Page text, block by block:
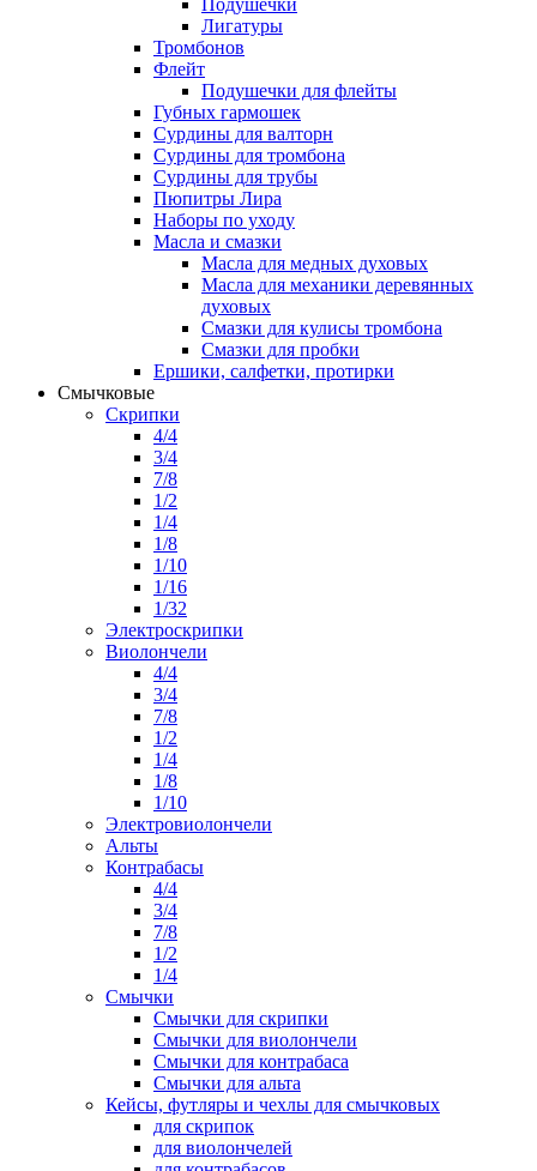
Подушечки
Лигатуры
Тромбонов
Флейт
Подушечки для флейты
Губных гармошек
Сурдины для валторн
Сурдины для тромбона
Сурдины для трубы
Пюпитры Лира
Наборы по уходу
Масла и смазки
Масла для медных духовых
Масла для механики деревянных
духовых
Смазки для кулисы тромбона
Смазки для пробки
Ершики, салфетки, протирки
Смычковые
Скрипки
4/4
3/4
7/8
1/2
1/4
1/8
1/10
1/16
1/32
Электроскрипки
Виолончели
4/4
3/4
7/8
1/2
1/4
1/8
1/10
Электровиолончели
Альты
Контрабасы
4/4
3/4
7/8
1/2
1/4
Смычки
Смычки для скрипки
Смычки для виолончели
Смычки для контрабаса
Смычки для альта
Кейсы, футляры и чехлы для смычковых
для скрипок
для виолончелей